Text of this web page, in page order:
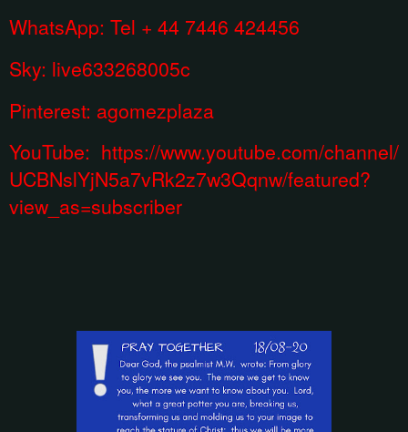
WhatsApp: Tel + 44 7446 424456
Sky: live633268005c
Pinterest: agomezplaza
YouTube: https://www.youtube.com/channel/
UCBNslYjN5a7vRk2z7w3Qqnw/featured?
view_as=subscriber